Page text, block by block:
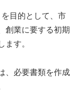
目的として、市
創業に要する初期
ます。
、必要書類を作成